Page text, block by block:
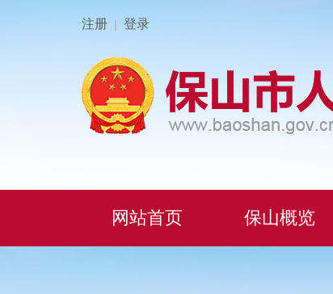
注册 | 登录
网站首页 保山概览